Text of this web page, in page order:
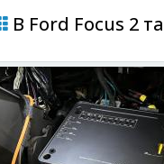
В Ford Focus 2